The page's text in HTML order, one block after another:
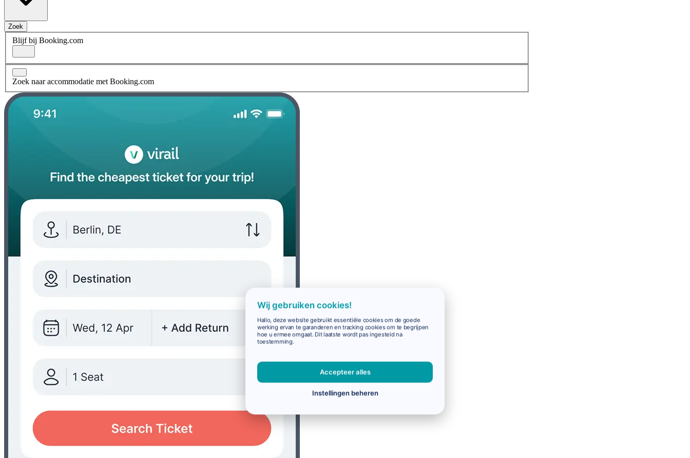
Zoek
Blijf bij Booking.com
Zoek naar accommodatie met Booking.com
Wij gebruiken cookies!
Hallo, deze website gebruikt essentiële cookies om de goede
werking ervan te garanderen en tracking cookies om te begrijpen
hoe u ermee omgaat. Dit laatste wordt pas ingesteld na
toestemming.
Accepteer alles
Instellingen beheren